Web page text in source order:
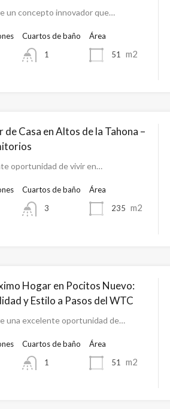
un concepto innovador que…
Cuartos de baño
1
Área
51
m2
de Casa en Altos de la Tahona –
oportunidad de vivir en…
Cuartos de baño
3
Área
235 m2
Hogar en Pocitos Nuevo:
y Estilo a Pasos del WTC
una excelente oportunidad de…
Cuartos de baño
1
Área
51
m2